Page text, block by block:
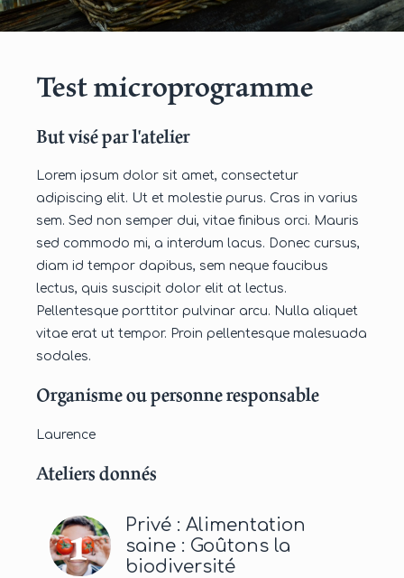
Test microprogramme
But visé par l'atelier
Lorem ipsum dolor sit amet, consectetur
adipiscing elit. Ut et molestie purus. Cras in varius
sem. Sed non semper dui, vitae finibus orci. Mauris
sed commodo mi, a interdum lacus. Donec cursus,
diam id tempor dapibus, sem neque faucibus
lectus, quis suscipit dolor elit at lectus.
Pellentesque porttitor pulvinar arcu. Nulla aliquet
vitae erat ut tempor. Proin pellentesque malesuada
sodales.
Organisme ou personne responsable
Laurence
Ateliers donnés
Privé : Alimentation
saine : Goûtons la
biodiversité